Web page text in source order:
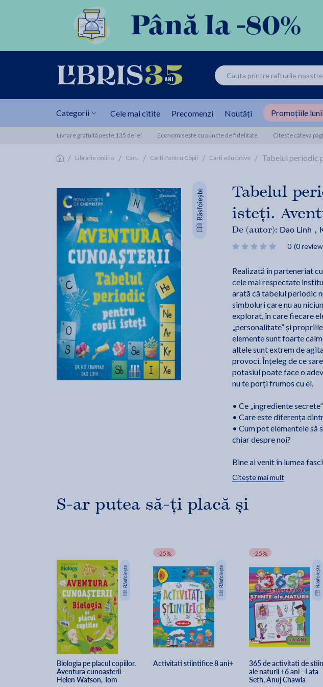
Categorii Cele mai citite Precomenzi Noutăți Promoțiile
Livrare gratuită peste 135 de lei Economisește cu puncte de fidelitate Citeste câteva
/ Librarie online / Carti / Carti Pentru Copii / Carti educative / Tabelul periodic
Tabelul
isteți.
De (autor): Dao Linh ,
0 (0
Realizată în parteneriat cu
cele mai respectate
arată că tabelul periodic
simboluri care nu au
explorat, în care fiecare
„personalitate” și
elemente sunt foarte
altele sunt extrem de
provoci. Înțeleg de ce
potasiul poate face o
nu te porți frumos cu el.
• Ce „ingrediente
• Care este diferența
• Cum pot elementele să
chiar despre noi?
Bine ai venit în lumea
să privești știința ce pe o
Realizată în parteneriat cu
Britanie, una dintre cele
Universului. Fără
exemple care dau sens
Tabelul lui Mendeleevnu
cele 118 elemente
atunci când copiii le
elemente se comportă
explozive și gălăgioase,
elementele, ci să le
întrebări și de a privi
Citește mai mult
S-ar putea să-ți placă și
Biologia pe placul copiilor.
Aventura cunoasterii -
Helen Watson, Tom
-25%
Activitati stiintifice 8 ani+
-25%
365 de activitati de
ale naturii +6 ani - Lata
Seth, Anuj Chawla